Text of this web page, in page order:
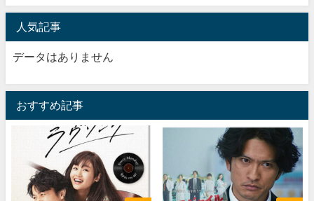
人気記事
データはありません
おすすめ記事